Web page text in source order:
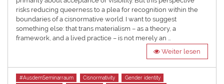
risks reducing queerness to a plea for recognition within the
boundaries of a cisnormative world. I want to suggest
something else: that trans materialism – as a theory, a
framework, and a lived practice – is not merely an …
Weiter lesen
Tags
#AusdemSeminarraum Cisnormativity
Gender identity